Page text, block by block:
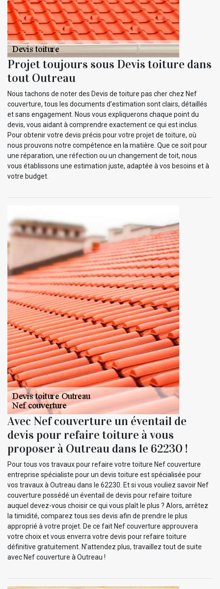
Projet toujours sous Devis toiture dans
tout Outreau
Nous tachons de noter des Devis de toiture pas cher chez Nef
couverture, tous les documents d’estimation sont clairs, détaillés
et sans engagement. Nous vous expliquerons chaque point du
devis, vous aidant à comprendre exactement ce qui est inclus.
Pour obtenir votre devis précis pour votre projet de toiture, où
nous prouvons notre compétence en la matière. Que ce soit pour
une réparation, une réfection ou un changement de toit, nous
vous établissons une estimation juste, adaptée à vos besoins et à
votre budget.
Avec Nef couverture un éventail de
devis pour refaire toiture à vous
proposer à Outreau dans le 62230 !
Pour tous vos travaux pour refaire votre toiture Nef couverture
entreprise spécialiste pour un devis toiture est spécialisée pour
vos travaux à Outreau dans le 62230. Et si vous vouliez savoir Nef
couverture possédé un éventail de devis pour refaire toiture
auquel devez-vous choisir ce qui vous plaît le plus ? Alors, arrêtez
la timidité, comparez tous ses devis afin de prendre le plus
approprié à votre projet. De ce fait Nef couverture approuvera
votre choix et vous enverra votre devis pour refaire toiture
définitive gratuitement. N’attendez plus, travaillez tout de suite
avec Nef couverture à Outreau !